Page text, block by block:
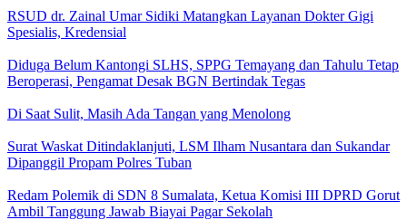
RSUD dr. Zainal Umar Sidiki Matangkan Layanan Dokter Gigi
Spesialis, Kredensial
Diduga Belum Kantongi SLHS, SPPG Temayang dan Tahulu Tetap
Beroperasi, Pengamat Desak BGN Bertindak Tegas
Di Saat Sulit, Masih Ada Tangan yang Menolong
Surat Waskat Ditindaklanjuti, LSM Ilham Nusantara dan Sukandar
Dipanggil Propam Polres Tuban
Redam Polemik di SDN 8 Sumalata, Ketua Komisi III DPRD Gorut
Ambil Tanggung Jawab Biayai Pagar Sekolah